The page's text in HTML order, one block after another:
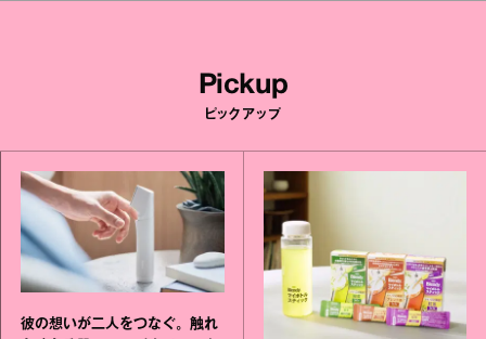
Pickup
ピックアップ
彼の想いが二人をつなぐ。触れ